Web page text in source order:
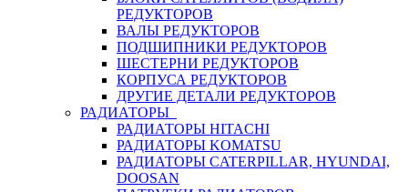
РЕДУКТОРОВ
ВАЛЫ РЕДУКТОРОВ
ПОДШИПНИКИ РЕДУКТОРОВ
ШЕСТЕРНИ РЕДУКТОРОВ
КОРПУСА РЕДУКТОРОВ
ДРУГИЕ ДЕТАЛИ РЕДУКТОРОВ
РАДИАТОРЫ
РАДИАТОРЫ HITACHI
РАДИАТОРЫ KOMATSU
РАДИАТОРЫ CATERPILLAR, HYUNDAI,
DOOSAN